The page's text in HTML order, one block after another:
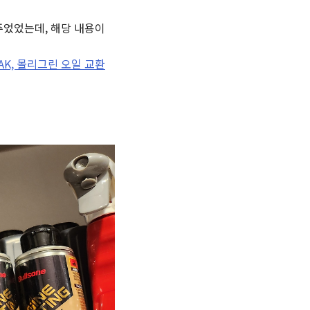
었는데, 해당 내용이
몰리그린 오일 교환